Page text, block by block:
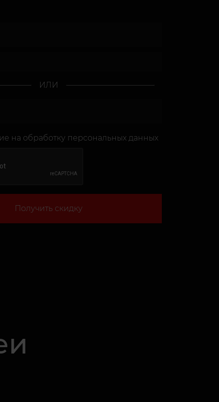
ИЛИ
на обработку персональных данных
Получить скидку